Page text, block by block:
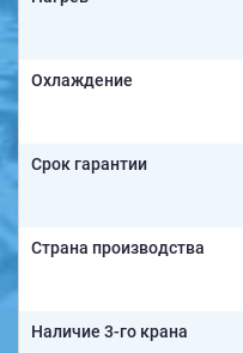
Охлаждение
Срок гарантии
Страна производства
Наличие 3-го крана